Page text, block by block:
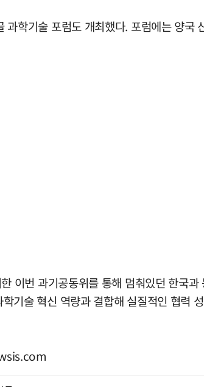
과학기술 포럼도 개최했다. 포럼에는 양
이번 과기공동위를 통해 멈춰있던 한국
기술 혁신 역량과 결합해 실질적인 협력